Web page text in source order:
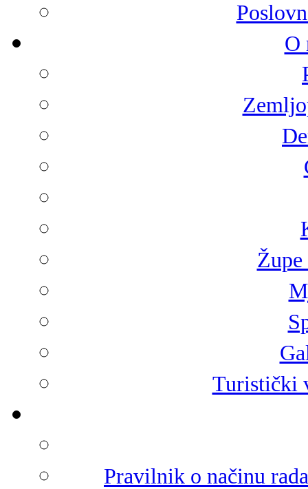
O
Turistički
Pravilnik o načinu